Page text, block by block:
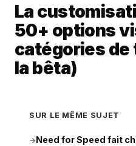
La
50+ options
catégories de
la bêta)
SUR LE MÊME SUJET
→Need for Speed fait